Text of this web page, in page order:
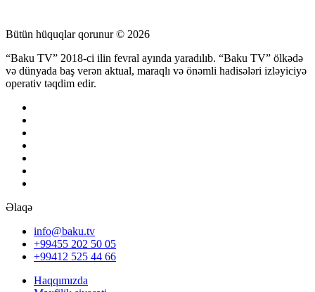
Bütün hüquqlar qorunur © 2026
“Baku TV” 2018-ci ilin fevral ayında yaradılıb. “Baku TV” ölkədə
və dünyada baş verən aktual, maraqlı və önəmli hadisələri izləyiciyə
operativ təqdim edir.
Əlaqə
info@baku.tv
+99455 202 50 05
+99412 525 44 66
Haqqımızda